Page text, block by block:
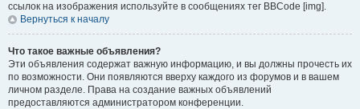
ссылок на изображения используйте в сообщениях тег BBCode [img].
Вернуться к началу
Что такое важные объявления?
Эти объявления содержат важную информацию, и вы должны прочесть их
по возможности. Они появляются вверху каждого из форумов и в вашем
личном разделе. Права на создание важных объявлений
предоставляются администратором конференции.